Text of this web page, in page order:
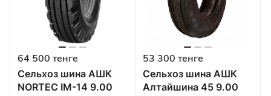
64 500 тенге
Сельхоз шина АШК
NORTEC IM-14 9.00
53 300 тенге
Сельхоз шина АШК
Алтайшина 45 9.00